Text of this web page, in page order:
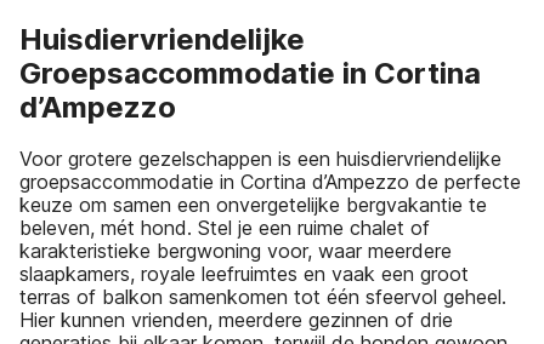
Huisdiervriendelijke
Groepsaccommodatie in Cortina
d’Ampezzo
Voor grotere gezelschappen is een huisdiervriendelijke
groepsaccommodatie in Cortina d’Ampezzo de perfecte
keuze om samen een onvergetelijke bergvakantie te
beleven, mét hond. Stel je een ruime chalet of
karakteristieke bergwoning voor, waar meerdere
slaapkamers, royale leefruimtes en vaak een groot
terras of balkon samenkomen tot één sfeervol geheel.
Hier kunnen vrienden, meerdere gezinnen of drie